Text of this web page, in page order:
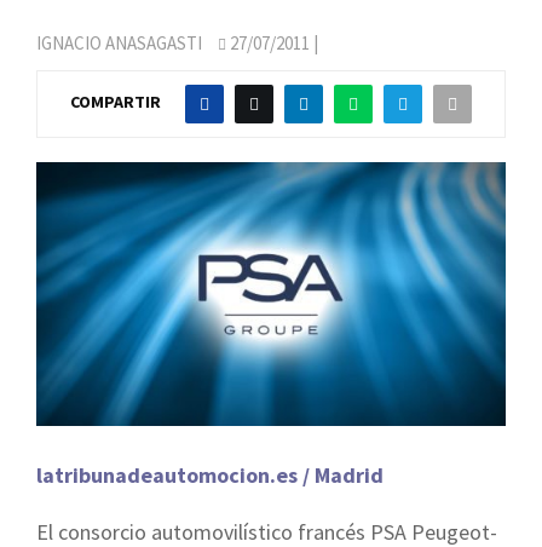
IGNACIO ANASAGASTI 27/07/2011 |
COMPARTIR
latribunadeautomocion.es / Madrid
El consorcio automovilístico francés PSA Peugeot-